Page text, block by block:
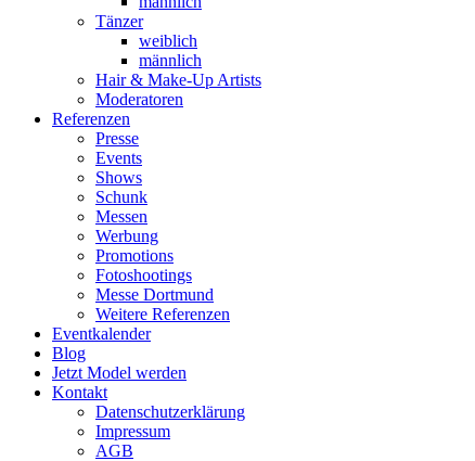
Tänzer
weiblich
männlich
Hair & Make-Up Artists
Moderatoren
Referenzen
Presse
Events
Shows
Schunk
Messen
Werbung
Promotions
Fotoshootings
Messe Dortmund
Weitere Referenzen
Eventkalender
Blog
Jetzt Model werden
Kontakt
Datenschutzerklärung
Impressum
AGB